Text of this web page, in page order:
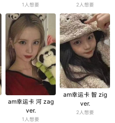
1人想要 2人想要
am幸运卡 河 zag
ver.
1人想要
am幸运卡 智 zig
ver.
2人想要